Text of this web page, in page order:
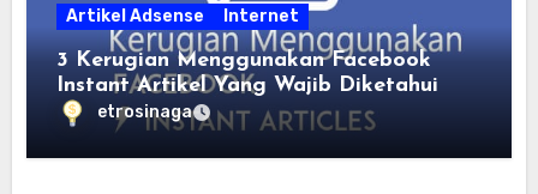
Artikel Adsense Internet
3 Kerugian Menggunakan Facebook
Instant Artikel Yang Wajib Diketahui
etrosinaga